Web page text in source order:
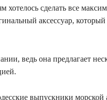
хотелось сделать все
аксессуар, который
ведь она предлагает
выпускники